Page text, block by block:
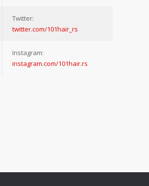
Twitter:
twitter.com/101hair_rs
Instagram:
instagram.com/101hair.rs